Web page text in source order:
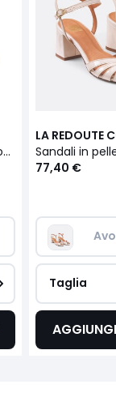
Sandali in pelle metallizzata con tacco, cinturino alla caviglia
LA REDOUTE
Sandali in
77,40 €
Taglia